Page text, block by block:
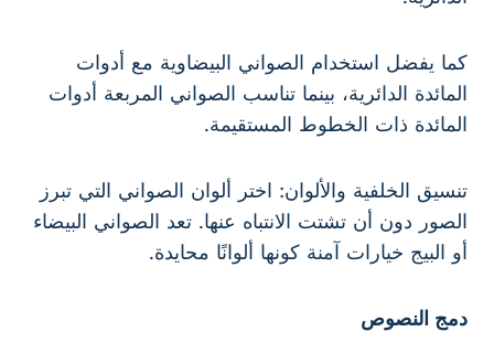
كما يفضل استخدام الصواني البيضاوية مع أدوات
المائدة الدائرية، بينما تناسب الصواني المربعة أدوات
المائدة ذات الخطوط المستقيمة.
تنسيق الخلفية والألوان: اختر ألوان الصواني التي تبرز
الصور دون أن تشتت الانتباه عنها. تعد الصواني البيضاء
أو البيج خيارات آمنة كونها ألوانًا محايدة.
دمج النصوص